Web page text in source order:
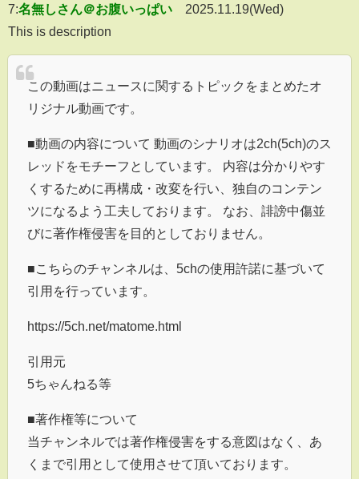
7:名無しさん＠お腹いっぱい
2025.11.19(Wed)
This is description
この動画はニュースに関するトピックをまとめたオ
リジナル動画です。
■動画の内容について 動画のシナリオは2ch(5ch)のス
レッドをモチーフとしています。 内容は分かりやす
くするために再構成・改変を行い、独自のコンテン
ツになるよう工夫しております。 なお、誹謗中傷並
びに著作権侵害を目的としておりません。
■こちらのチャンネルは、5chの使用許諾に基づいて
引用を行っています。
https://5ch.net/matome.html
引用元
5ちゃんねる等
■著作権等について
当チャンネルでは著作権侵害をする意図はなく、あ
くまで引用として使用させて頂いております。